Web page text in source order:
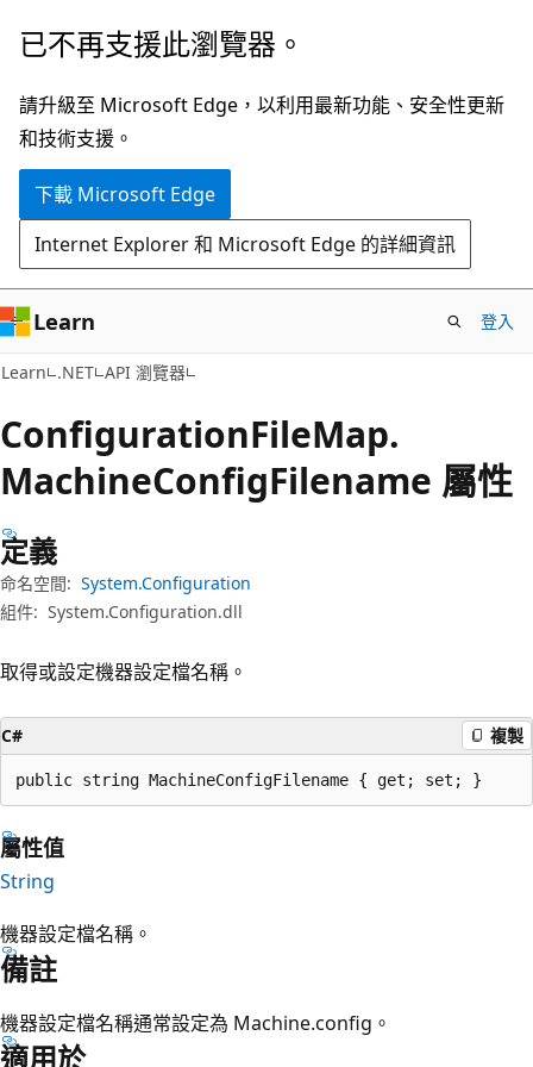
跳
主
要
內
跳
頁
面
內
覽
已不再支援此瀏覽器。
請升級至 Microsoft Edge，以利用最新功能、安全性更新
和技術支援。
下載 Microsoft Edge
Internet Explorer 和 Microsoft Edge 的詳細資訊
Learn 登入
Learn .NET API 瀏覽器
ConfigurationFileMap.
MachineConfigFilename 屬性
定義
命名空間: System.Configuration
組件: System.Configuration.dll
取得或設定機器設定檔名稱。
C# 複製
public string MachineConfigFilename { get; set; }
屬性值
String
機器設定檔名稱。
備註
機器設定檔名稱通常設定為 Machine.config。
適用於